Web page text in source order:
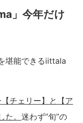
」今年だけ
堪能できるiittala
チェリー】と【ア
。 迷わず”旬”の